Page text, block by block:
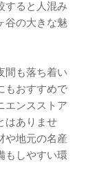
すると人混み
谷の大きな魅
間も落ち着い
もおすすめで
エンスストア
はありませ
や地元の名産
もしやすい環